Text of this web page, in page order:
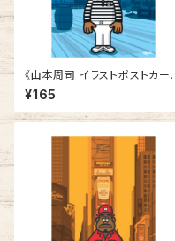
《山本周司 イラストポストカー
ド》CY-4／ 観光クルーズ船員
¥165